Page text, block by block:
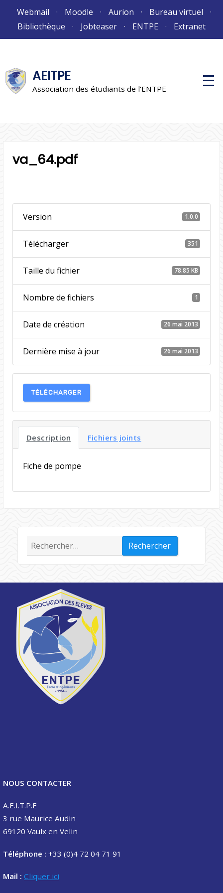
Webmail Moodle Aurion
Bureau virtuel
Bibliothèque
Jobteaser ENTPE Extranet
AEITPE
Association des étudiants de l'ENTPE
M
e
va_64.pdf
Version 1.0.0
Télécharger 351
Taille du fichier 78.85 KB
Nombre de fichiers 1
Date de création 26 mai 2013
Dernière mise à jour 26 mai 2013
TÉLÉCHARGER
Description Fichiers joints
Fiche de pompe
Rechercher :
NOUS CONTACTER
A.E.I.T.P.E
3 rue Maurice Audin
69120 Vaulx en Velin
Téléphone : +33 (0)4 72 04 71 91
Mail : Cliquer ici